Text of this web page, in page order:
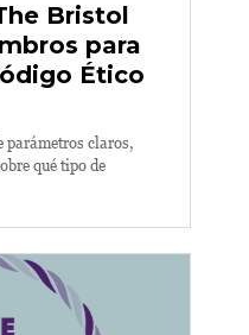
Bristol
para
Ético
parámetros claros,
qué tipo de